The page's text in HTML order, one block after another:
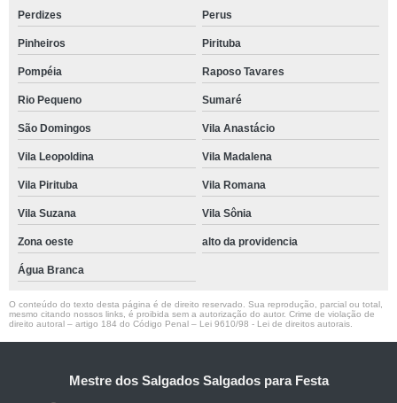
Perdizes Perus
Pinheiros Pirituba
Pompéia Raposo Tavares
Rio Pequeno Sumaré
São Domingos Vila Anastácio
Vila Leopoldina Vila Madalena
Vila Pirituba Vila Romana
Vila Suzana Vila Sônia
Zona oeste alto da providencia
Água Branca
O conteúdo do texto desta página é de direito reservado. Sua reprodução, parcial ou total,
mesmo citando nossos links, é proibida sem a autorização do autor. Crime de violação de
direito autoral – artigo 184 do Código Penal – Lei 9610/98 - Lei de direitos autorais
Mestre dos Salgados Salgados para Festa